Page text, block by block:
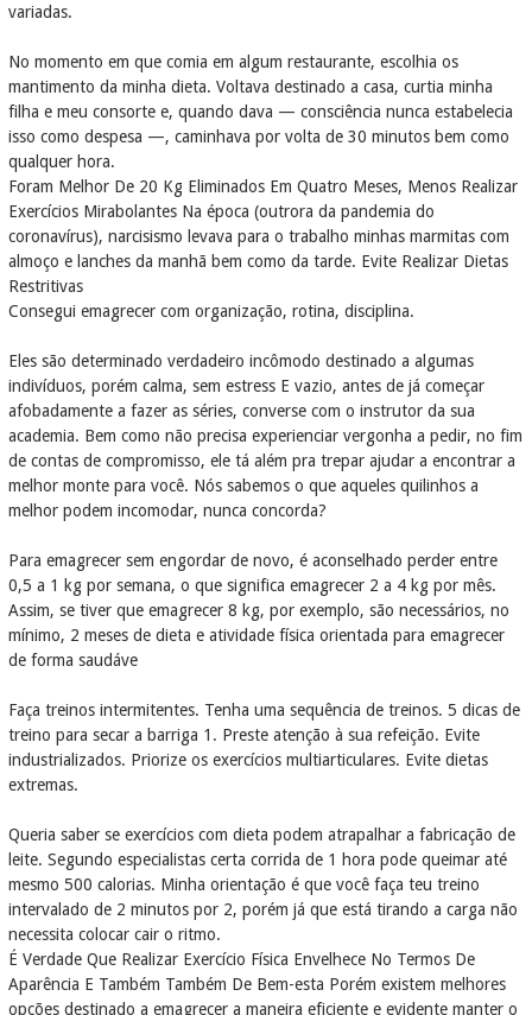
variadas.
No momento em que comia em algum restaurante, escolhia os
mantimento da minha dieta. Voltava destinado a casa, curtia minha
filha e meu consorte e, quando dava — consciência nunca estabelecia
isso como despesa —, caminhava por volta de 30 minutos bem como
qualquer hora.
Foram Melhor De 20 Kg Eliminados Em Quatro Meses, Menos Realizar
Exercícios Mirabolantes Na época (outrora da pandemia do
coronavírus), narcisismo levava para o trabalho minhas marmitas com
almoço e lanches da manhã bem como da tarde. Evite Realizar Dietas
Restritivas
Consegui emagrecer com organização, rotina, disciplina.
Eles são determinado verdadeiro incômodo destinado a algumas
indivíduos, porém calma, sem estress E vazio, antes de já começar
afobadamente a fazer as séries, converse com o instrutor da sua
academia. Bem como não precisa experienciar vergonha a pedir, no fim
de contas de compromisso, ele tá além pra trepar ajudar a encontrar a
melhor monte para você. Nós sabemos o que aqueles quilinhos a
melhor podem incomodar, nunca concorda?
Para emagrecer sem engordar de novo, é aconselhado perder entre
0,5 a 1 kg por semana, o que significa emagrecer 2 a 4 kg por mês.
Assim, se tiver que emagrecer 8 kg, por exemplo, são necessários, no
mínimo, 2 meses de dieta e atividade física orientada para emagrecer
de forma saudáve
Faça treinos intermitentes. Tenha uma sequência de treinos. 5 dicas de
treino para secar a barriga 1. Preste atenção à sua refeição. Evite
industrializados. Priorize os exercícios multiarticulares. Evite dietas
extremas.
Queria saber se exercícios com dieta podem atrapalhar a fabricação de
leite. Segundo especialistas certa corrida de 1 hora pode queimar até
mesmo 500 calorias. Minha orientação é que você faça teu treino
intervalado de 2 minutos por 2, porém já que está tirando a carga não
necessita colocar cair o ritmo.
É Verdade Que Realizar Exercício Física Envelhece No Termos De
Aparência E Também Também De Bem-esta Porém existem melhores
opções destinado a emagrecer a maneira eficiente e evidente manter o